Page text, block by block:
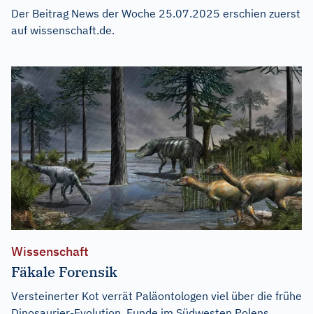
Der Beitrag News der Woche 25.07.2025 erschien zuerst
auf wissenschaft.de.
Wissenschaft
Fäkale Forensik
Versteinerter Kot verrät Paläontologen viel über die frühe